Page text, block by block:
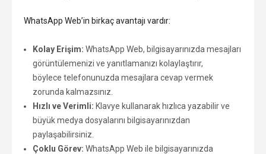
WhatsApp Web’in birkaç avantajı vardır:
Kolay Erişim: WhatsApp Web, bilgisayarınızda mesajları
görüntülemenizi ve yanıtlamanızı kolaylaştırır,
böylece telefonunuzda mesajlara cevap vermek
zorunda kalmazsınız.
Hızlı ve Verimli: Klavye kullanarak hızlıca yazabilir ve
büyük medya dosyalarını bilgisayarınızdan
paylaşabilirsiniz.
Çoklu Görev: WhatsApp Web ile bilgisayarınızda